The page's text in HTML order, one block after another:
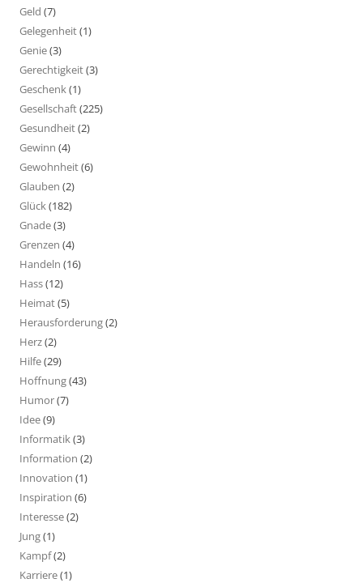
Geld (7)
Gelegenheit(1)
Genie(3)
Gerechtigkeit(3)
Geschenk(1)
Gesellschaft(225)
Gesundheit(2)
Gewinn (4)
Gewohnheit(6)
Glauben (2)
Glück(182)
Gnade(3)
Grenzen (4)
Handeln (16)
Hass(12)
Heimat(5)
Herausforderung(2)
Herz(2)
Hilfe(29)
Hoffnung(43)
Humor(7)
Idee(9)
Informatik(3)
Information (2)
Innovation (1)
Inspiration (6)
Interesse(2)
Jung(1)
Kampf(2)
Karriere(1)